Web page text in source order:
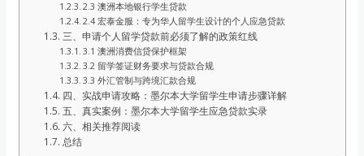
2.3 澳洲本地银行学生贷款
2.4 宏泰金服：专为华人留学生设计的个人应急贷款
三、申请个人留学贷款前必须了解的政策红线
3.1 澳洲消费信贷保护框架
3.2 留学签证财务要求与贷款合规
3.3 外汇管制与跨境汇款合规
四、实战申请攻略：墨尔本大学留学生申请步骤详解
五、真实案例：墨尔本大学留学生应急贷款实录
六、相关推荐阅读
总结